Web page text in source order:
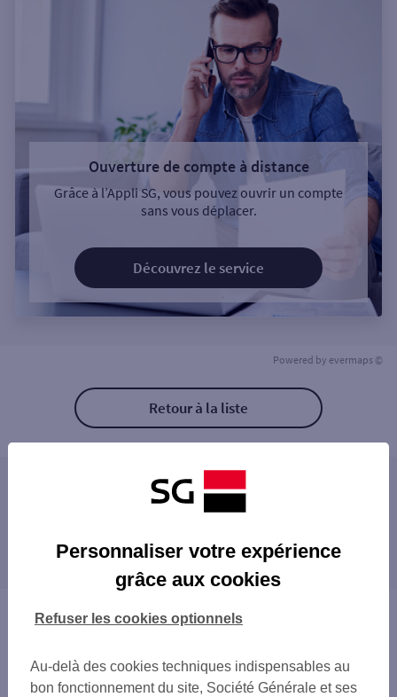
Ouverture de compte à distance
Grâce à l’Appli SG, vous pouvez ouvrir un compte
sans vous déplacer.
Découvrez le service
Powered by evermaps ©
Retour à la liste
Les agences SG ENTREPRISE à proximité
proximité
MARSEILLE
LA CIOTAT
SEPTÈMES-LES-VALLONS
Vous êtes ici : Accueil
Personnaliser votre expérience
grâce aux cookies
Au-delà des cookies techniques indispensables au
bon fonctionnement du site, Société Générale et ses
Refuser les cookies optionnels